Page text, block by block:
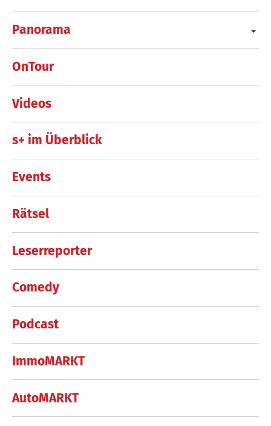
Panorama
OnTour
Videos
s+ im Überblick
Events
Rätsel
Leserreporter
Comedy
Podcast
ImmoMARKT
AutoMARKT